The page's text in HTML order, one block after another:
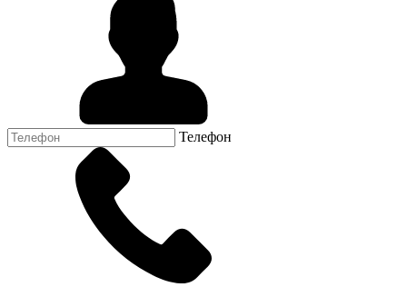
Телефон